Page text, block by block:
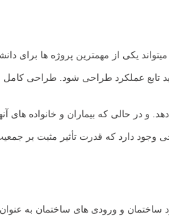
عملکرد طراحی شود. طراحی کامل
و در حالی که بیماران و خانواده
دارد که قدرت تأثیر مثبت بر جمعیت
و ورودی های ساختمان به